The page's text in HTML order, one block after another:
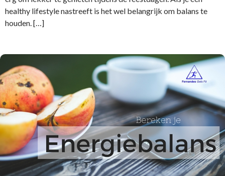
healthy lifestyle nastreeft is het wel belangrijk om balans te
houden. […]